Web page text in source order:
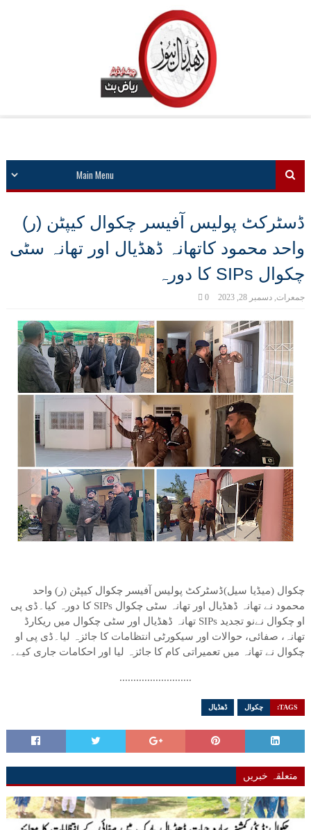
ڈسٹرکٹ پولیس آفیسر چکوال کیپٹن (ر)
واحد محمود کاتھانہ ڈھڈیال اور تھانہ سٹی
چکوال SIPs کا دورہ
جمعرات, دسمبر 28, 2023 0
چکوال (میڈیا سیل)ڈسٹرکٹ پولیس آفیسر چکوال کیپٹن (ر) واحد
محمود نے تھانہ ڈھڈیال اور تھانہ سٹی چکوال SIPs کا دورہ کیا۔ڈی پی
او چکوال نےنو تجدید SIPs تھانہ ڈھڈیال اور سٹی چکوال میں ریکارڈ
تھانہ، صفائی، حوالات اور سیکورٹی انتظامات کا جائزہ لیا۔ڈی پی او
چکوال نے تھانہ میں تعمیراتی کام کا جائزہ لیا اور احکامات جاری کیے۔
..........................
TAGS: چکوال ڈھڈیال
متعلقہ خبریں